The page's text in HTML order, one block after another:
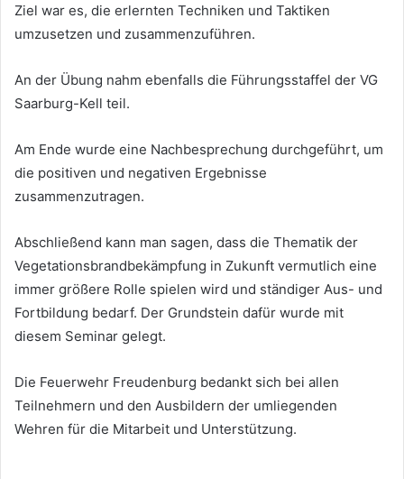
Ziel war es, die erlernten Techniken und Taktiken
umzusetzen und zusammenzuführen.
An der Übung nahm ebenfalls die Führungsstaffel der VG
Saarburg-Kell teil.
Am Ende wurde eine Nachbesprechung durchgeführt, um
die positiven und negativen Ergebnisse
zusammenzutragen.
Abschließend kann man sagen, dass die Thematik der
Vegetationsbrandbekämpfung in Zukunft vermutlich eine
immer größere Rolle spielen wird und ständiger Aus- und
Fortbildung bedarf. Der Grundstein dafür wurde mit
diesem Seminar gelegt.
Die Feuerwehr Freudenburg bedankt sich bei allen
Teilnehmern und den Ausbildern der umliegenden
Wehren für die Mitarbeit und Unterstützung.